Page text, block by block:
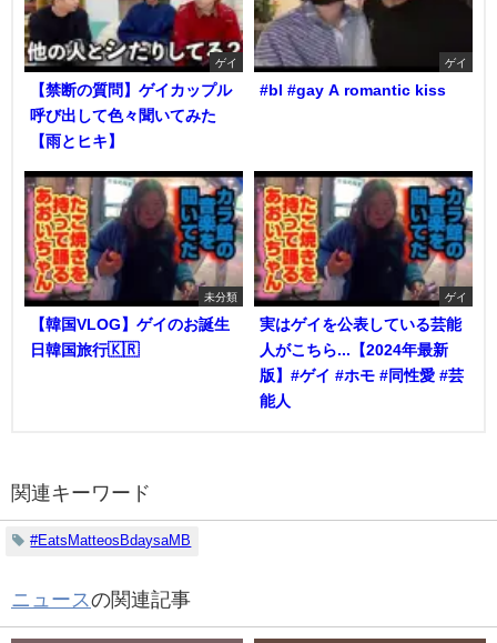
ゲイ
【禁断の質問】ゲイカップル
呼び出して色々聞いてみた
【雨とヒキ】
ゲイ
#bl #gay A romantic kiss
未分類
【韓国VLOG】ゲイのお誕生
日韓国旅行🇰🇷
ゲイ
実はゲイを公表している芸能
人がこちら...【2024年最新
版】#ゲイ #ホモ #同性愛 #芸
能人
関連キーワード
#EatsMatteosBdaysaMB
ニュースの関連記事